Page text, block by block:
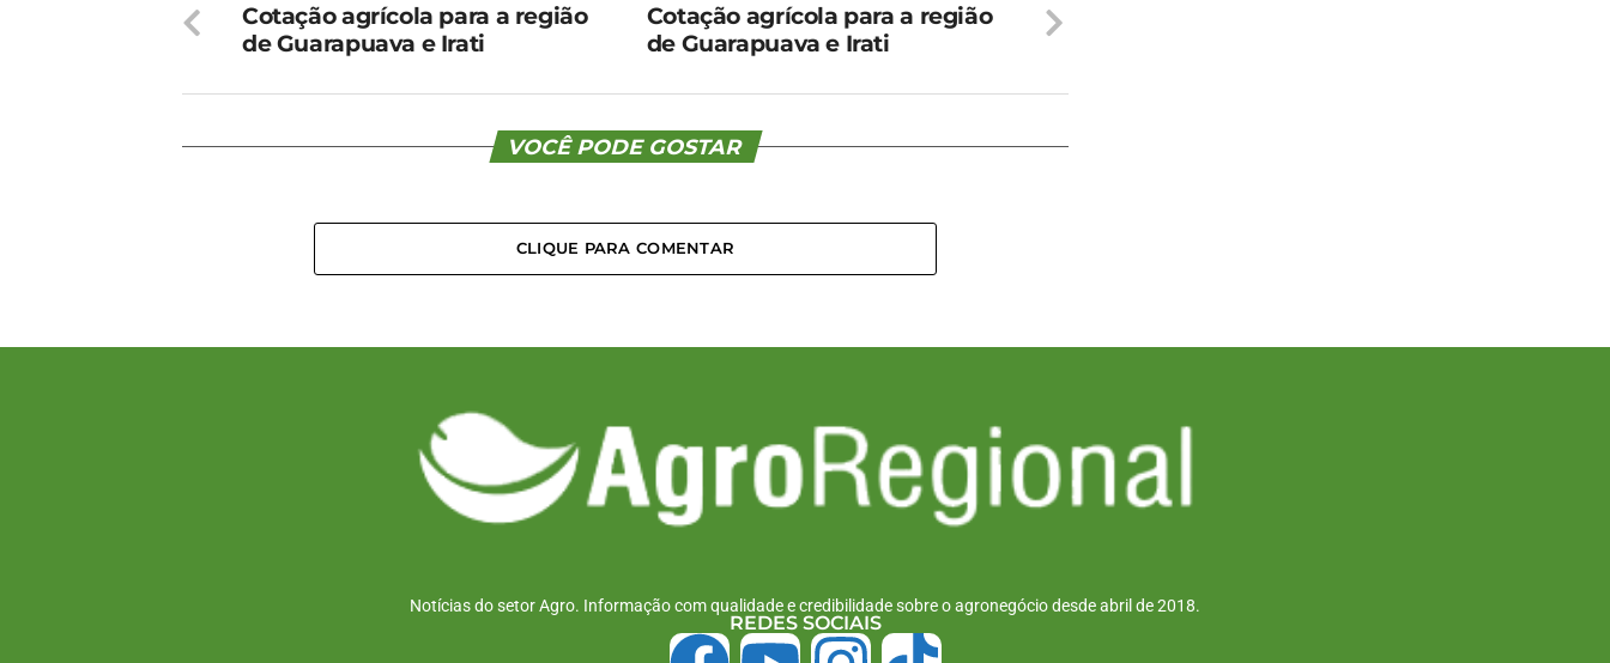
Cotação agrícola para a região
de Guarapuava e Irati
Cotação agrícola para a região
de Guarapuava e Irati
VOCÊ PODE GOSTAR
CLIQUE PARA COMENTAR
Notícias do setor Agro. Informação com qualidade e credibilidade sobre o agronegócio desde abril de 2018.
REDES SOCIAIS